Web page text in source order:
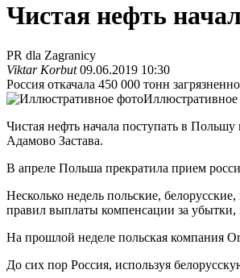
Чистая нефть
PR dla Zagranicy
Viktar Korbut09.06.2019 10:30
Россия откачала 450 000 тонн
Иллюстративное
Чистая нефть начала поступать в
Адамово Застава.
В апреле Польша прекратила прием
Несколько недель польские,
правил выплаты компенсации за
На прошлой неделе польская компания
До сих пор Россия, используя